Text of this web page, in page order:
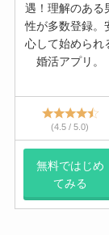
遇！理解のある
性が多数登録。
心して始められ
婚活アプリ。
(4.5 / 5.0)
無料ではじめ
てみる